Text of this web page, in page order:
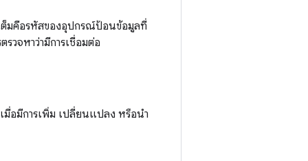
ต็มคือรหัสของอุปกรณ์ป้อนข้อมูลที่
วจหาว่ามีการเชื่อมต่อ
อมีการเพิ่ม เปลี่ยนแปลง หรือนำ